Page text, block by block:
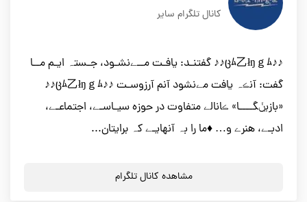
کانال تلگرام سایر
♪♪ცﾑ乙łŋｇﾑ♪♪ گفتنـد: یافـت مــےنشـود، جـستہ ایـم مــا
گفت: آنڪہ یافت مےنشود آنم آرزوسـت ♪♪ცﾑ乙łŋｇﾑ♪♪
«بازیݩگــــا» ڪانالے متفاوت در حوزه سیـاسـے، اجتماعـے،
ادبـے، هنرے و… ♦️ما را بہ آنهایـے کہ برایتان...
مشاهده کانال تلگرام